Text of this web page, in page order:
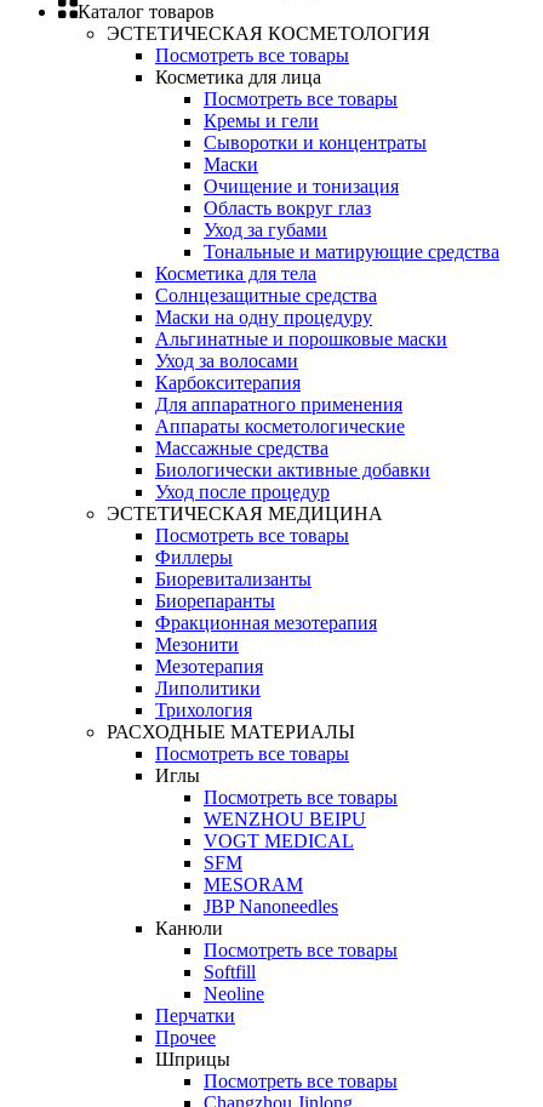
Каталог товаров
ЭСТЕТИЧЕСКАЯ КОСМЕТОЛОГИЯ
Посмотреть все товары
Косметика для лица
Посмотреть все товары
Кремы и гели
Сыворотки и концентраты
Маски
Очищение и тонизация
Область вокруг глаз
Уход за губами
Тональные и матирующие средства
Косметика для тела
Солнцезащитные средства
Маски на одну процедуру
Альгинатные и порошковые маски
Уход за волосами
Карбокситерапия
Для аппаратного применения
Аппараты косметологические
Массажные средства
Биологически активные добавки
Уход после процедур
ЭСТЕТИЧЕСКАЯ МЕДИЦИНА
Посмотреть все товары
Филлеры
Биоревитализанты
Биорепаранты
Фракционная мезотерапия
Мезонити
Мезотерапия
Липолитики
Трихология
РАСХОДНЫЕ МАТЕРИАЛЫ
Посмотреть все товары
Иглы
Посмотреть все товары
WENZHOU BEIPU
VOGT MEDICAL
SFM
MESORAM
JBP Nanoneedles
Канюли
Посмотреть все товары
Softfill
Neoline
Перчатки
Прочее
Шприцы
Посмотреть все товары
Changzhou Jinlong